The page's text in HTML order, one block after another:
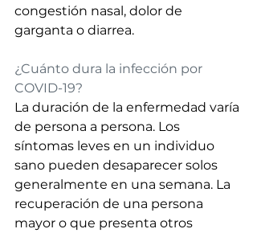
congestión nasal, dolor de
garganta o diarrea.
¿Cuánto dura la infección por
COVID-19?
La duración de la enfermedad varía
de persona a persona. Los
síntomas leves en un individuo
sano pueden desaparecer solos
generalmente en una semana. La
recuperación de una persona
mayor o que presenta otros